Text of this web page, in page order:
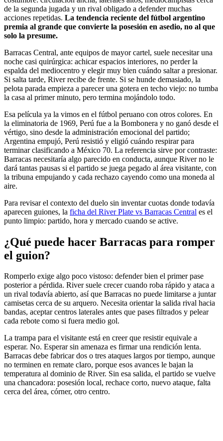
de la segunda jugada y un rival obligado a defender muchas
acciones repetidas. La tendencia reciente del fútbol argentino
premia al grande que convierte la posesión en asedio, no al que
solo la presume.
Barracas Central, ante equipos de mayor cartel, suele necesitar una
noche casi quirúrgica: achicar espacios interiores, no perder la
espalda del mediocentro y elegir muy bien cuándo saltar a presionar.
Si salta tarde, River recibe de frente. Si se hunde demasiado, la
pelota parada empieza a parecer una gotera en techo viejo: no tumba
la casa al primer minuto, pero termina mojándolo todo.
Esa película ya la vimos en el fútbol peruano con otros colores. En
la eliminatoria de 1969, Perú fue a la Bombonera y no ganó desde el
vértigo, sino desde la administración emocional del partido;
Argentina empujó, Perú resistió y eligió cuándo respirar para
terminar clasificando a México 70. La referencia sirve por contraste:
Barracas necesitaría algo parecido en conducta, aunque River no le
dará tantas pausas si el partido se juega pegado al área visitante, con
la tribuna empujando y cada rechazo cayendo como una moneda al
aire.
Para revisar el contexto del duelo sin inventar cuotas donde todavía
aparecen guiones, la ficha del River Plate vs Barracas Central es el
punto limpio: partido, hora y mercado cuando se active.
¿Qué puede hacer Barracas para romper
el guion?
Romperlo exige algo poco vistoso: defender bien el primer pase
posterior a pérdida. River suele crecer cuando roba rápido y ataca a
un rival todavía abierto, así que Barracas no puede limitarse a juntar
camisetas cerca de su arquero. Necesita orientar la salida rival hacia
bandas, aceptar centros laterales antes que pases filtrados y pelear
cada rebote como si fuera medio gol.
La trampa para el visitante está en creer que resistir equivale a
esperar. No. Esperar sin amenaza es firmar una rendición lenta.
Barracas debe fabricar dos o tres ataques largos por tiempo, aunque
no terminen en remate claro, porque esos avances le bajan la
temperatura al dominio de River. Sin esa salida, el partido se vuelve
una chancadora: posesión local, rechace corto, nuevo ataque, falta
cerca del área, córner, otro centro.